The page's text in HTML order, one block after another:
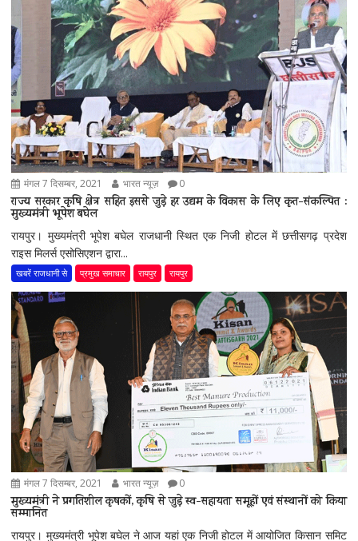
मंगल 7 दिसम्बर, 2021 भारत न्यूज़ 0
राज्य सरकार कृषि क्षेत्र सहित इससे जुड़े हर उद्यम के विकास के लिए कृत-संकल्पित :
मुख्यमंत्री भूपेश बघेल
रायपुर। मुख्यमंत्री भूपेश बघेल राजधानी स्थित एक निजी होटल में छत्तीसगढ़ प्रदेश
राइस मिलर्स एसोसिएशन द्वारा...
खबरें राजधानी से प्रमुख समाचार रायपुर रायपुर
मंगल 7 दिसम्बर, 2021 भारत न्यूज़ 0
मुख्यमंत्री ने प्रगतिशील कृषकों, कृषि से जुड़े स्व-सहायता समूहों एवं संस्थानों को किया
सम्मानित
रायपुर। मुख्यमंत्री भूपेश बघेल ने आज यहां एक निजी होटल में आयोजित किसान समिट